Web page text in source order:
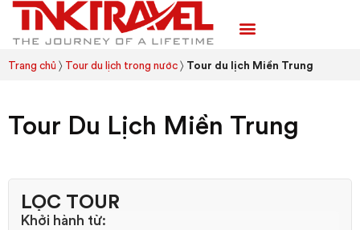
Trang chủ 〉 Tour du lịch trong nước〉 Tour du lịch Miền Trung
Tour Du Lịch Miền Trung
LỌC TOUR
Khởi hành từ: